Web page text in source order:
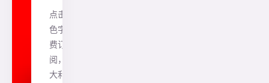
点击蓝
色字免
费订
阅，澳
大利亚